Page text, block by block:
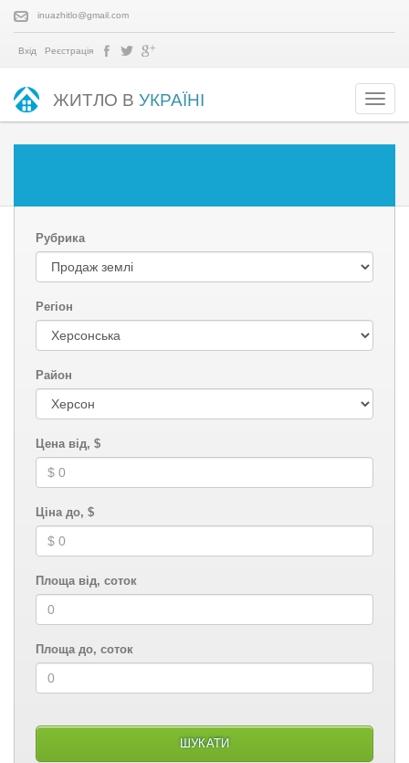
inuazhitlo@gmail.com
Вхід Реєстрація
ЖИТЛО В УКРАЇНІ
Рубрика
Регіон
Район
Цена від, $
Ціна до, $
Площа від, соток
Площа до, соток